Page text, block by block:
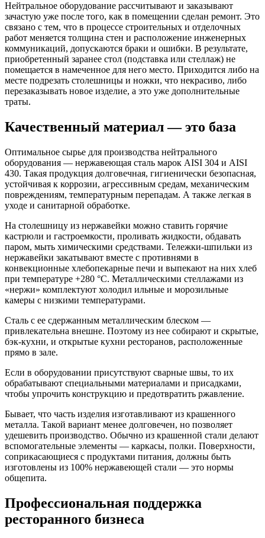
Нейтральное оборудование рассчитывают и заказывают
зачастую уже после того, как в помещении сделан ремонт. Это
связано с тем, что в процессе строительных и отделочных
работ меняется толщина стен и расположение инженерных
коммуникаций, допускаются браки и ошибки. В результате,
приобретенный заранее стол (подставка или стеллаж) не
помещается в намеченное для него место. Приходится либо на
месте подрезать столешницы и ножки, что некрасиво, либо
перезаказывать новое изделие, а это уже дополнительные
траты.
Качественный материал — это база
Оптимальное сырье для производства нейтрального
оборудования — нержавеющая сталь марок AISI 304 и AISI
430. Такая продукция долговечная, гигиенически безопасная,
устойчивая к коррозии, агрессивным средам, механическим
повреждениям, температурным перепадам. А также легкая в
уходе и санитарной обработке.
На столешницу из нержавейки можно ставить горячие
кастрюли и гастроемкости, проливать жидкости, обдавать
паром, мыть химическими средствами. Тележки-шпильки из
нержавейки закатывают вместе с противнями в
конвекционные хлебопекарные печи и выпекают на них хлеб
при температуре +280 °С. Металлическими стеллажами из
«нержи» комплектуют холодил ильные и морозильные
камеры с низкими температурами.
Сталь с ее сдержанным металлическим блеском —
привлекательна внешне. Поэтому из нее собирают и скрытые,
бэк-кухни, и открытые кухни ресторанов, расположенные
прямо в зале.
Если в оборудовании присутствуют сварные швы, то их
обрабатывают специальными материалами и присадками,
чтобы упрочить конструкцию и предотвратить ржавление.
Бывает, что часть изделия изготавливают из крашенного
металла. Такой вариант менее долговечен, но позволяет
удешевить производство. Обычно из крашенной стали делают
вспомогательные элементы — каркасы, полки. Поверхности,
соприкасающиеся с продуктами питания, должны быть
изготовлены из 100% нержавеющей стали — это нормы
общепита.
Профессиональная поддержка
ресторанного бизнеса